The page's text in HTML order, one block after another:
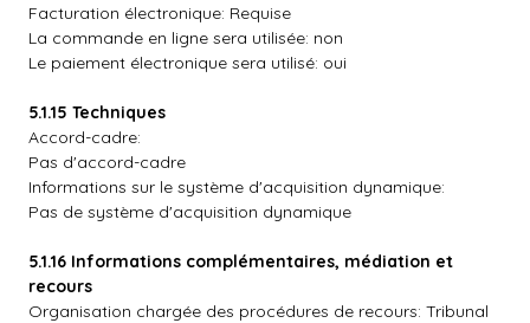
Facturation électronique: Requise
La commande en ligne sera utilisée: non
Le paiement électronique sera utilisé: oui
5.1.15 Techniques
Accord-cadre:
Pas d'accord-cadre
Informations sur le système d'acquisition dynamique:
Pas de système d'acquisition dynamique
5.1.16 Informations complémentaires, médiation et
recours
Organisation chargée des procédures de recours: Tribunal